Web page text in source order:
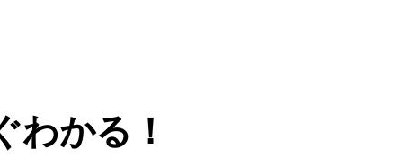
わかる！